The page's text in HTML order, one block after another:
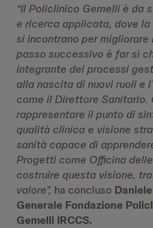
“Il Policlinico Gemelli è da
e ricerca applicata, dove
si incontrano per
passo successivo è far sì
integrante dei processi
alla nascita di nuovi ruoli e
come il Direttore Sanitario.
rappresentare il punto di
qualità clinica e visione
sanità capace di
Progetti come Officina
costruire questa visione,
valore”, ha concluso
Generale Fondazione
Gemelli IRCCS.